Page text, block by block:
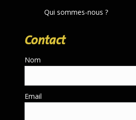
Qui sommes-nous ?
Contact
Nom
Email